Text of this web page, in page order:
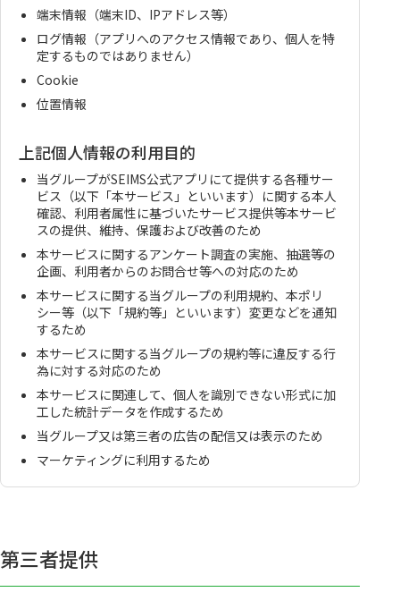
端末情報（端末ID、IPアドレス等）
ログ情報（アプリへのアクセス情報であり、個人を特
定するものではありません）
Cookie
位置情報
上記個人情報の利用目的
当グループがSEIMS公式アプリにて提供する各種サー
ビス（以下「本サービス」といいます）に関する本人
確認、利用者属性に基づいたサービス提供等本サービ
スの提供、維持、保護および改善のため
本サービスに関するアンケート調査の実施、抽選等の
企画、利用者からのお問合せ等への対応のため
本サービスに関する当グループの利用規約、本ポリ
シー等（以下「規約等」といいます）変更などを通知
するため
本サービスに関する当グループの規約等に違反する行
為に対する対応のため
本サービスに関連して、個人を識別できない形式に加
工した統計データを作成するため
当グループ又は第三者の広告の配信又は表示のため
マーケティングに利用するため
第三者提供